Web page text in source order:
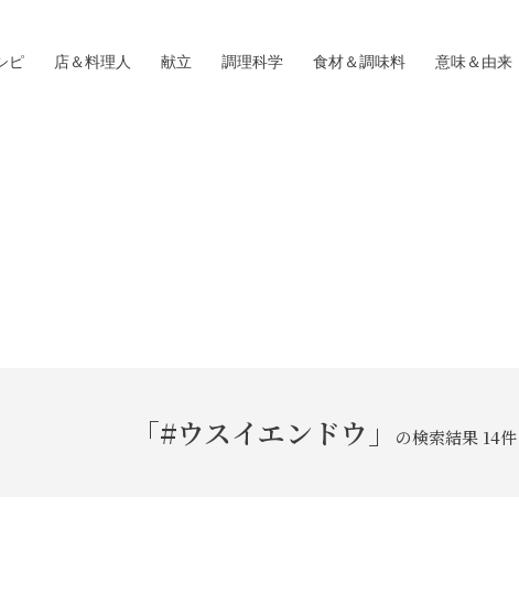
ピ 店＆料理人 献立 調理科学 食材＆調味料 意味＆由来
「#ウスイエンドウ」 の検索結果 14件